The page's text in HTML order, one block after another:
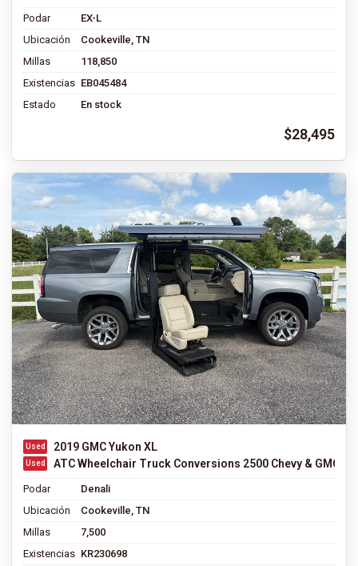
Podar
EX-L
Ubicación
Cookeville, TN
Millas
118,850
Existencias EB045484
Estado
En stock
$28,495
2019 GMC Yukon XL
ATC Wheelchair Truck Conversions 2500 Chevy & GMC
Podar
Denali
Ubicación
Cookeville, TN
Millas
7,500
Existencias KR230698